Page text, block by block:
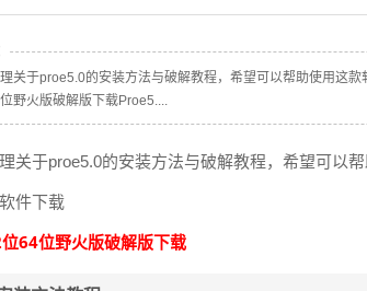
关于proe5.0的安装方法与破解教程，希望可以帮助使用这
野火版破解版下载Proe5....
关于proe5.0的安装方法与破解教程，希望可以
件下载
64位野火版破解版下载